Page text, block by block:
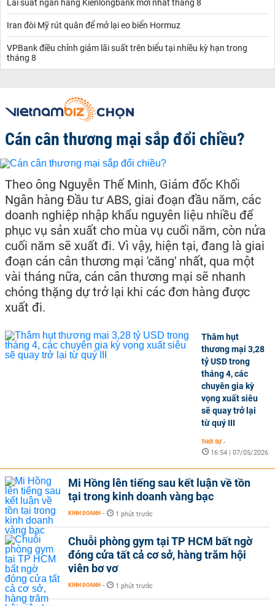
Lãi suất ngân hàng Kienlongbank mới nhất tháng 8
Iran đòi Mỹ rút quân để mở lại eo biển Hormuz
VPBank điều chỉnh giảm lãi suất trên biểu tại nhiều kỳ hạn trong
tháng 8
Cán cân thương mại sắp đổi chiều?
Theo ông Nguyễn Thế Minh, Giám đốc Khối
Ngân hàng Đầu tư ABS, giai đoạn đầu năm, các
doanh nghiệp nhập khẩu nguyên liệu nhiều để
phục vụ sản xuất cho mùa vụ cuối năm, còn nửa
cuối năm sẽ xuất đi. Vì vậy, hiện tại, đang là giai
đoạn cán cân thương mại 'căng' nhất, qua một
vài tháng nữa, cán cân thương mại sẽ nhanh
chóng thặng dự trở lại khi các đơn hàng được
xuất đi.
Thâm hụt
thương mại 3,28
tỷ USD trong
tháng 4, các
chuyên gia kỳ
vọng xuất siêu
sẽ quay trở lại
từ quý III
THỜI SỰ -
16:54 | 07/05/2026
Mi Hồng lên tiếng sau kết luận về tồn
tại trong kinh doanh vàng bạc
KINH DOANH - 1 phút trước
Chuỗi phòng gym tại TP HCM bất ngờ
đóng cửa tất cả cơ sở, hàng trăm hội
viên bơ vơ
KINH DOANH - 1 phút trước